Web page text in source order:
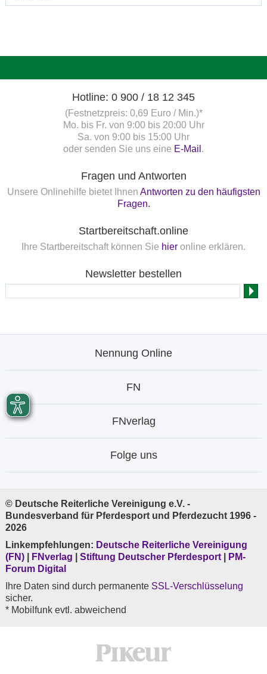
Hotline: 0 900 / 18 12 345
(Festnetzpreis: 0,69 Euro / Min.)*
Mo. bis Fr. von 9:00 bis 20:00 Uhr
Sa. von 9:00 bis 15:00 Uhr
oder senden Sie uns eine E-Mail .
Fragen und Antworten
Unsere Onlinehilfe bietet Ihnen Antworten zu den häufigsten
Fragen.
Startbereitschaft.online
Ihre Startbereitschaft können Sie hier online erklären.
Newsletter bestellen
Nennung Online
FN
FNverlag
Folge uns
© Deutsche Reiterliche Vereinigung e.V. -
Bundesverband für Pferdesport und Pferdezucht 1996 -
2026
Linkempfehlungen: Deutsche Reiterliche Vereinigung
(FN)
FNverlag Stiftung Deutscher Pferdesport
PM-
Forum Digital
Ihre Daten sind durch permanente SSL-Verschlüsselung
sicher.
* Mobilfunk evtl. abweichend